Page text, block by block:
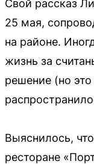
Свой рассказ
25 мая,
на районе.
жизнь за
решение (но
Выяснилось,
ресторане